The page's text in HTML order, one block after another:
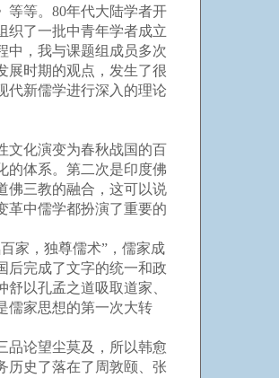
等等。80年代大陆学者开
织了一批中青年学者成立
中，我与课题组成员多次
展时期的观点，发生了很
代新儒学进行深入的理论
化演变为春秋战国的百
的体系。第二次是印度佛
佛三教的融合，这可以说
革中儒学都扮演了重要的
家，独尊儒术”，儒家成
后完成了文字的统一和政
以孔孟之道吸取道家、
儒家思想的第一次大转
论望尘莫及，所以韩愈
历史了落在了周敦颐、张